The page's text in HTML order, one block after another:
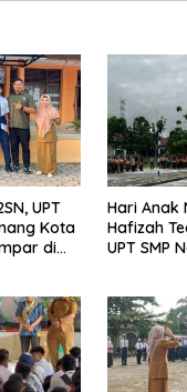
UPT
Kota
di
Hari Anak
Hafizah
UPT SMP